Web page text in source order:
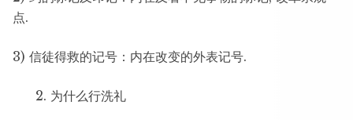
点.
3) 信徒得救的记号：内在改变的外表记号.
为什么行洗礼